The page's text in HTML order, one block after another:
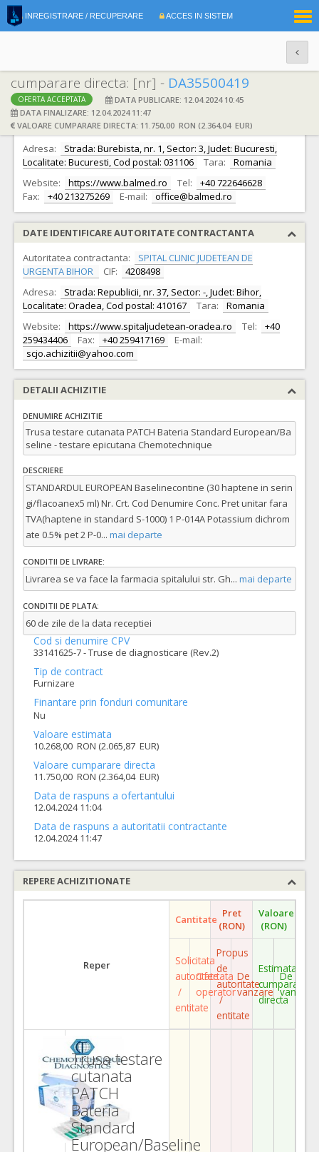
INREGISTRARE / RECUPERARE ACCES IN SISTEM
cumparare directa: [nr] - DA35500419
OFERTA ACCEPTATA
DATA PUBLICARE: 12.04.2024 10:45
DATA FINALIZARE: 12.04.2024 11:47
VALOARE CUMPARARE DIRECTA: 11.750,00 RON (2.364,04 EUR)
DATE IDENTIFICARE OFERTANT
Ofertant: S.C. BALMED S.R.L. CIF: 4281740
Adresa:
Strada: Burebista, nr. 1, Sector: 3, Judet: Bucuresti,
Localitate: Bucuresti, Cod postal: 031106
Tara:
Romania
Website:
https://www.balmed.ro Tel:
+40 722646628
Fax:
+40 213275269 E-mail: office@balmed.ro
DATE IDENTIFICARE AUTORITATE CONTRACTANTA
Autoritatea contractanta:
SPITAL CLINIC JUDETEAN DE
URGENTA BIHOR
CIF:
4208498
Adresa:
Strada: Republicii, nr. 37, Sector: -, Judet: Bihor,
Localitate: Oradea, Cod postal: 410167
Tara:
Romania
Website:
https://www.spitaljudetean-oradea.ro Tel:
+40
259434406
Fax: +40 259417169
E-mail:
scjo.achizitii@yahoo.com
DETALII ACHIZITIE
DENUMIRE ACHIZITIE
Trusa testare cutanata PATCH Bateria Standard European/Ba
seline - testare epicutana Chemotechnique
DESCRIERE
STANDARDUL EUROPEAN Baselinecontine (30 haptene in serin
gi/flacoanex5 ml) Nr. Crt. Cod Denumire Conc. Pret unitar fara
TVA(haptene in standard S-1000) 1 P-014A Potassium dichrom
ate 0.5% pet 2 P-0... mai departe
CONDITII DE LIVRARE:
Livrarea se va face la farmacia spitalului str. Gh... mai departe
CONDITII DE PLATA:
60 de zile de la data receptiei
Cod si denumire CPV
33141625-7 - Truse de diagnosticare (Rev.2)
Tip de contract
Furnizare
Finantare prin fonduri comunitare
Nu
Valoare estimata
10.268,00 RON (2.065,87 EUR)
Valoare cumparare directa
11.750,00 RON (2.364,04 EUR)
Data de raspuns a ofertantului
12.04.2024 11:04
Data de raspuns a autoritatii contractante
12.04.2024 11:47
REPERE ACHIZITIONATE
Reper
Cantitate Pret
(RON)
Valoare
(RON)
Solicitata
autoritate
/
entitate
Ofertata
operator
Propus
de
autoritate
/
entitate
De
vanzare
Estimata
cumparare
directa
De
vanzare
Trusa testare
cutanata
PATCH
Bateria
Standard
European/Baseline